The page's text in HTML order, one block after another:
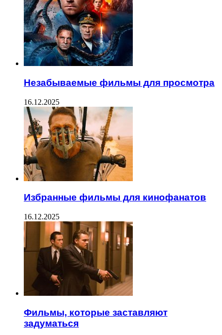
Незабываемые фильмы для просмотра
16.12.2025
Избранные фильмы для кинофанатов
16.12.2025
Фильмы, которые заставляют
задуматься